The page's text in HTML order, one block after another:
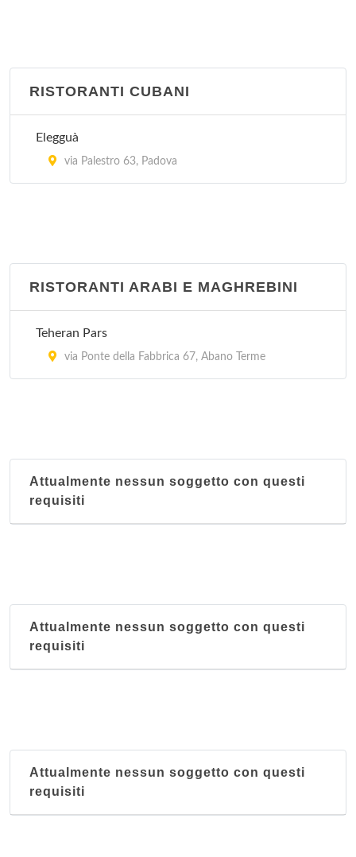
RISTORANTI CUBANI
Elegguà
via Palestro 63, Padova
RISTORANTI ARABI E MAGHREBINI
Teheran Pars
via Ponte della Fabbrica 67, Abano Terme
Attualmente nessun soggetto con questi
requisiti
Attualmente nessun soggetto con questi
requisiti
Attualmente nessun soggetto con questi
requisiti